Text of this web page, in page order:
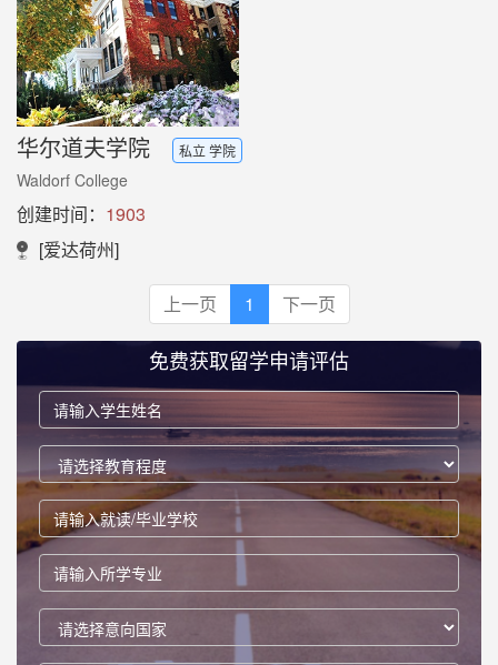
华尔道夫学院 私立 学院
Waldorf College
创建时间： 1903
[爱达荷州]
上一页 1 下一页
免费获取留学申请评估